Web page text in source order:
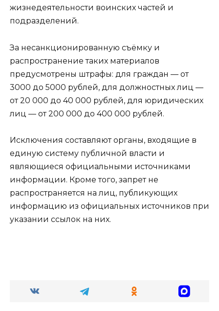
жизнедеятельности воинских частей и
подразделений.
За несанкционированную съёмку и
распространение таких материалов
предусмотрены штрафы: для граждан — от
3000 до 5000 рублей, для должностных лиц —
от 20 000 до 40 000 рублей, для юридических
лиц — от 200 000 до 400 000 рублей.
Исключения составляют органы, входящие в
единую систему публичной власти и
являющиеся официальными источниками
информации. Кроме того, запрет не
распространяется на лиц, публикующих
информацию из официальных источников при
указании ссылок на них.